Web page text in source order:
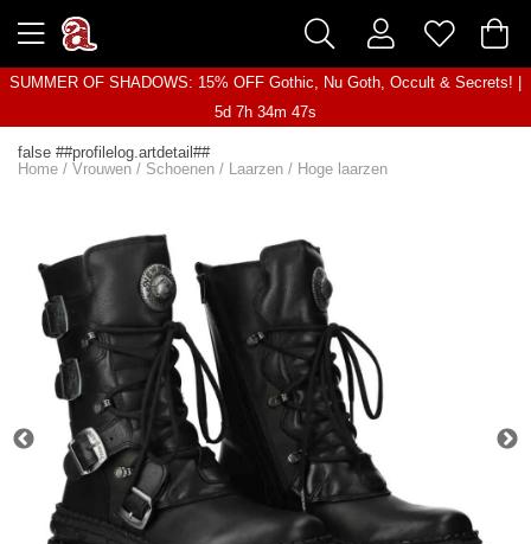
SUMMER OF SHADOWS: 15% OFF Gothic, Nu Goth, Occult & Secrets! |
5d 7h 34m 47s
false ##profilelog.artdetail##
Home / Vrouwen / Schoenen / Laarzen / Hoge laarzen